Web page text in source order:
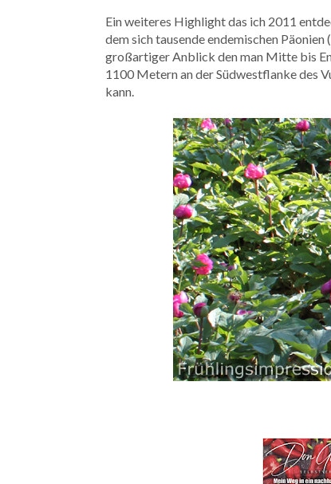
Ein weiteres Highlight das ich 2011
dem sich tausende endemischen
großartiger Anblick den man Mitte bis
1100 Metern an derSüdwestflanke des
kann.